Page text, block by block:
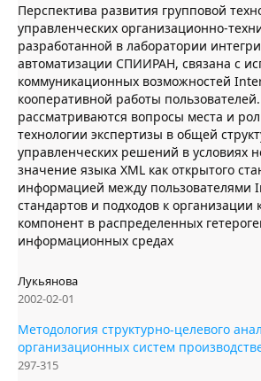
Перспектива развития групповой
управленческих организационно-
разработанной в лаборатории
автоматизации СПИИРАН, связана с
коммуникационных возможностей
кооперативной работы
рассматриваются вопросы места и
технологии экспертизы в общей
управленческих решений в условиях
значение языка XML как открытого
информацией между пользователями
стандартов и подходов к организации
компонент в распределенных
информационных средах
Лукьянова
2002-02-01
Методология структурно-целевого
организационных систем
297-315